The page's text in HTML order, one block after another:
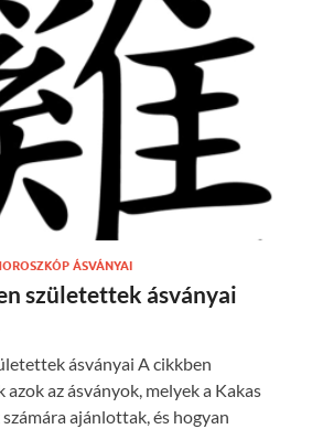
ÁSVÁNYAI
születettek ásványai
ásványai A cikkben
az ásványok, melyek a Kakas
ajánlottak, és hogyan